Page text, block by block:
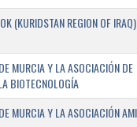
(KURIDSTAN REGION OF
MURCIA Y LA ASOCIACIÓN DE
BIOTECNOLOGÍA
MURCIA Y LA ASOCIACIÓN